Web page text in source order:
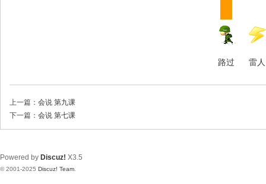
路过 雷人
上一篇： 会说 第九课
下一篇： 会说 第七课
Powered by Discuz! X3.5
© 2001-2025 Discuz! Team